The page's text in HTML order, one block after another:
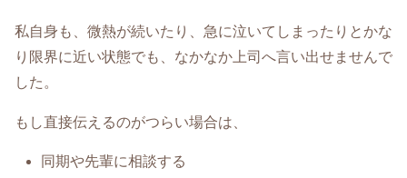
私自身も、微熱が続いたり、急に泣いてしまったりとかな
り限界に近い状態でも、なかなか上司へ言い出せませんで
した。
もし直接伝えるのがつらい場合は、
同期や先輩に相談する